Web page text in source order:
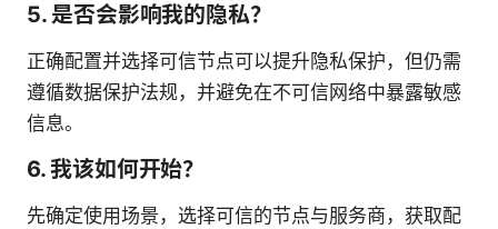
5. 是否会影响我的隐私？
正确配置并选择可信节点可以提升隐私保护，但仍需
遵循数据保护法规，并避免在不可信网络中暴露敏感
信息。
6. 我该如何开始？
先确定使用场景，选择可信的节点与服务商，获取配